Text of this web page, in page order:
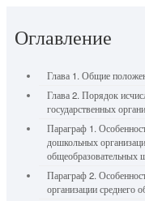
Оглавление
Глава 1. Общие
Глава 2. Порядок
государственных
Параграф 1.
дошкольных
общеобразовательных
Параграф 2.
организации среднего